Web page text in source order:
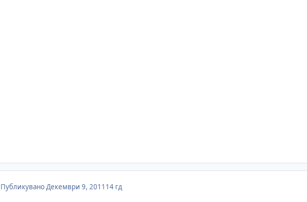
Публикувано Декември 9, 2011 14 гд